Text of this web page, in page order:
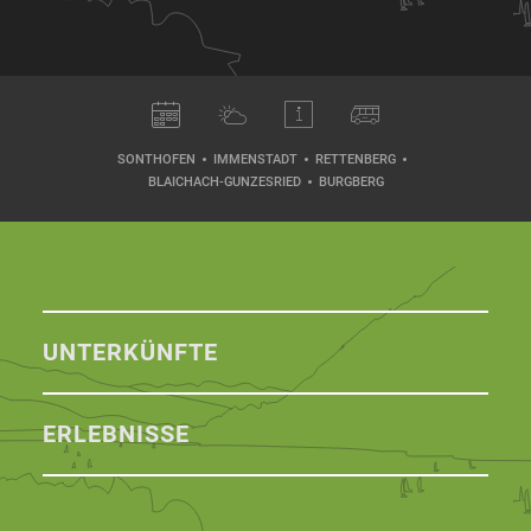
SONTHOFEN IMMENSTADT
RETTENBERG
BLAICHACH-GUNZESRIED
BURGBERG
UNTERKÜNFTE
ERLEBNISSE